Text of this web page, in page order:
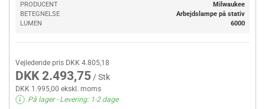
PRODUCENT
Milwaukee
BETEGNELSE
Arbejdslampe på stativ
LUMEN
6000
Vejledende pris DKK 4.805,18
DKK 2.493,75 / Stk
DKK 1.995,00 ekskl. moms
På lager- Levering: 1-2 dage